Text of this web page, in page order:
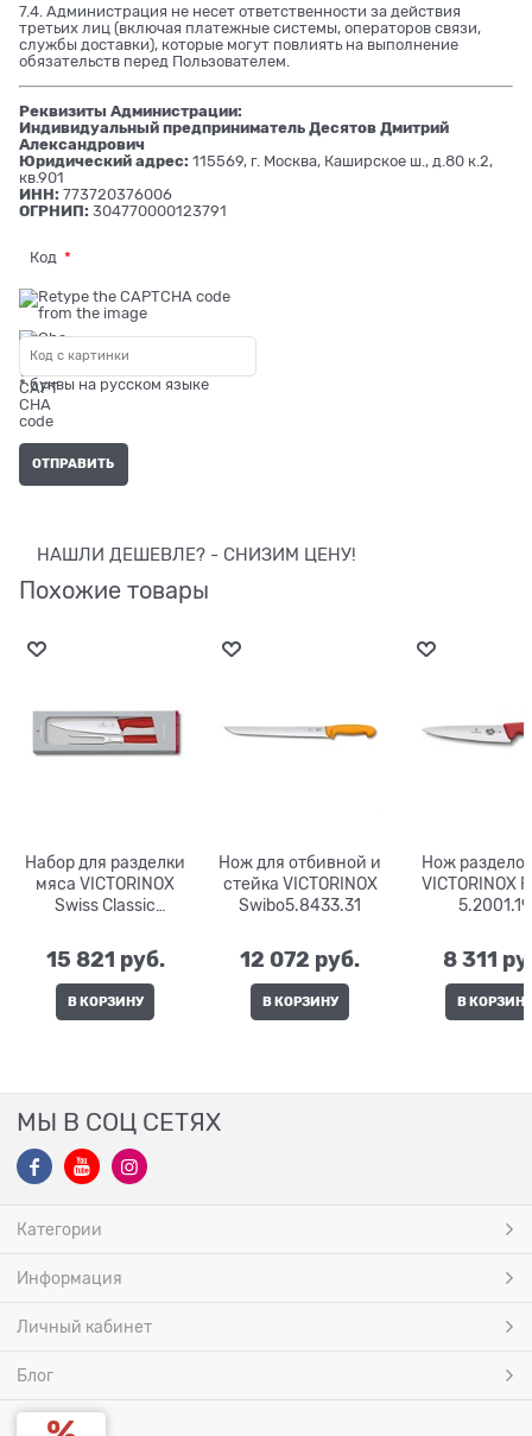
7.4. Администрация не несет ответственности за действия
третьих лиц (включая платежные системы, операторов связи,
службы доставки), которые могут повлиять на выполнение
обязательств перед Пользователем.
Реквизиты Администрации:
Индивидуальный предприниматель Десятов Дмитрий
Александрович
Юридический адрес: 115569, г. Москва, Каширское ш., д.80 к.2,
кв.901
ИНН: 773720376006
ОГРНИП: 304770000123791
Код
* буквы на русском языке
НАШЛИ ДЕШЕВЛЕ? - СНИЗИМ ЦЕНУ!
Похожие товары
Набор для разделки
мяса VICTORINOX
Swiss Classic
15 821 руб.
В КОРЗИНУ
Нож для отбивной и
стейка VICTORINOX
Swibo5.8433.31
12 072 руб.
В КОРЗИНУ
Нож
VICTORINOX
5.2001.19
8 311
В КОРЗИНУ
МЫ В СОЦ СЕТЯХ
Категории
Информация
Личный кабинет
Блог